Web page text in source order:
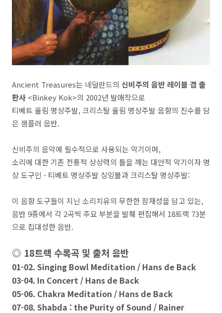
Ancient Treasures는 네덜란드의 신비주의 음반 레이블 겸 출
판사 <Binkey Kok>의 2002년 발매작으로
티베트 울림 명상주발, 크리스탈 울림 명상주발 음향의 진수를 담
은 샘플러 음반.
신비주의 음악에 필수적으로 사용되는 악기이며,
소리에 대한 기존 전통적 상상력의 틀을 깨는 대안적 악기이자 명
상 도구인 - 티베트 명상주발 싱잉볼과 크리스탈 명상주발:
이 음향 도구들이 지닌 소리치유의 무한한 잠재성을 담고 있는,
음반 9종에서 각 2곡씩 주요 부분을 발췌 편집해서 18트랙 73분
으로 집대성한 음반.
◎ 18트랙 수록곡 및 출처 음반
01-02. Singing Bowl Meditation / Hans de Back
03-04. In Concert / Hans de Back
05-06. Chakra Meditation / Hans de Back
07-08. Shabda : the Purity of Sound / Rainer